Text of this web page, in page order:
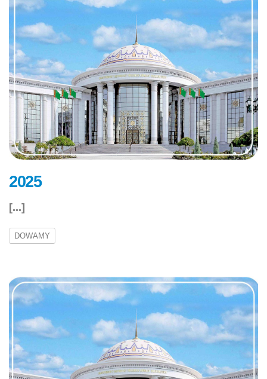
2025
[...]
DOWAMY